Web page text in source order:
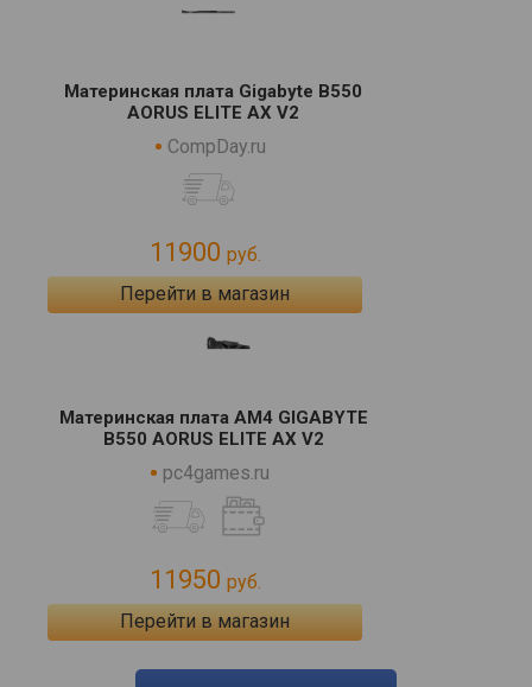
Материнская плата Gigabyte B550
AORUS ELITE AX V2
CompDay.ru
11900 руб.
Перейти в магазин
Материнская плата AM4 GIGABYTE
B550 AORUS ELITE AX V2
pc4games.ru
11950 руб.
Перейти в магазин